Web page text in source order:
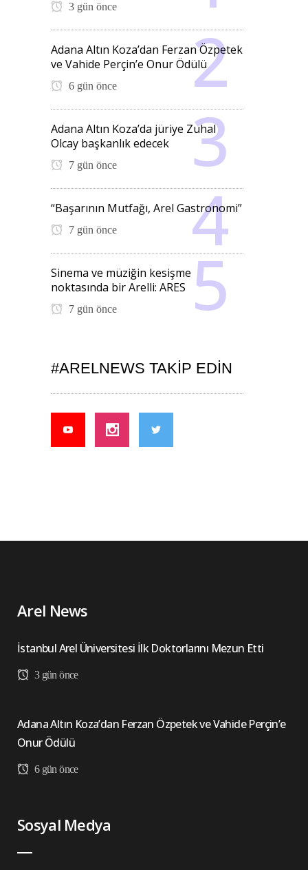
3 gün önce
Adana Altın Koza’dan Ferzan Özpetek
ve Vahide Perçin’e Onur Ödülü
6 gün önce
Adana Altın Koza’da jüriye Zuhal
Olcay başkanlık edecek
7 gün önce
“Başarının Mutfağı, Arel Gastronomi”
7 gün önce
Sinema ve müziğin kesişme
noktasında bir Arelli: ARES
7 gün önce
#ARELNEWS TAKIP EDIN
Arel News
İstanbul Arel Üniversitesi İlk Doktorlarını Mezun Etti
3 gün önce
Adana Altın Koza’dan Ferzan Özpetek ve Vahide Perçin’e
Onur Ödülü
6 gün önce
Sosyal Medya